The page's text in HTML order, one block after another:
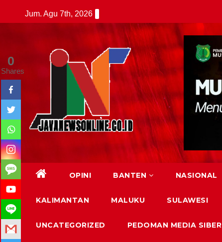
to
Jum. Agu 7th, 2026
OPINI BANTEN NASIONAL
KALIMANTAN MALUKU SULAWESI
UNCATEGORIZED PEDOMAN MEDIA SIBER
0
Shares